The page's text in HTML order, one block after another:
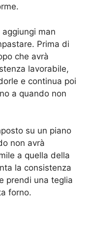
man
Prima di
che avrà
lavorabile,
e continua poi
a quando non
su un piano
non avrà
a quella della
la consistenza
prendi una teglia
forno.